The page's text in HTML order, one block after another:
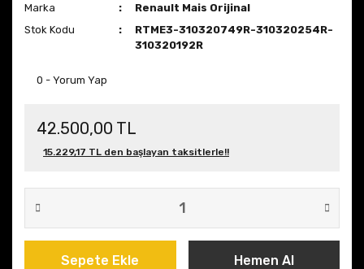
Marka
Renault Mais Orijinal
Stok Kodu
RTME3-310320749R-310320254R-
310320192R
0 - Yorum Yap
42.500,00 TL
15.229,17 TL den başlayan taksitlerle!!
Sepete Ekle Hemen Al